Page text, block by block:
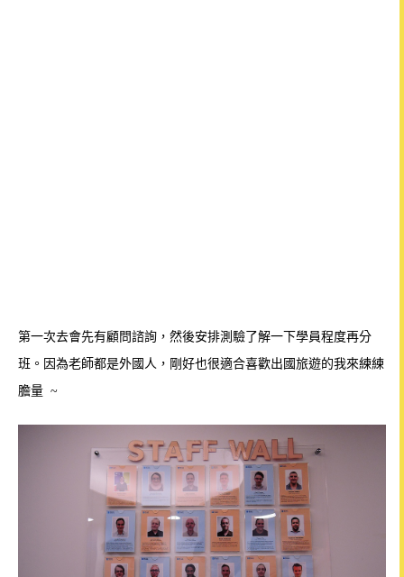
第一次去會先有顧問諮詢，然後安排測驗了解一下學員程度再分
班。因為老師都是外國人，剛好也很適合喜歡出國旅遊的我來練練
膽量 ~